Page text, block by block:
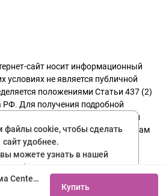
Кассетная сплит-система Centek CT-66C36 купить не дорого с установкой. Большой выбор товаров в каталоге, скидки, акции, гарантия.
Купить
сайт носит информационный
условиях не является публичной
положениями Статьи 437 (2)
РФ. Для получения подробной
стоимости указанных товаров и
обращайтесь к нашим менеджерам
в разделе контакты !
файлы cookie, чтобы сделать
сайт удобнее.
можете узнать в нашей
конфиденциальности